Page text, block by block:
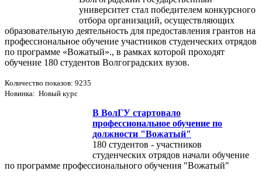
университет стал победителем конкурсного
отбора организаций, осуществляющих
образовательную деятельность для предоставления грантов на
профессиональное обучение участников студенческих отрядов
по программе «Вожатый»., в рамках которой проходят
обучение 180 студентов Волгоградских вузов.
Количество показов: 9235
Новинка: Новый курс
В ВолГУ стартовало
профессиональное обучение по
должности "Вожатый"
180 студентов - участников
студенческих отрядов начали обучение
по программе профессионального обучения "Вожатый"